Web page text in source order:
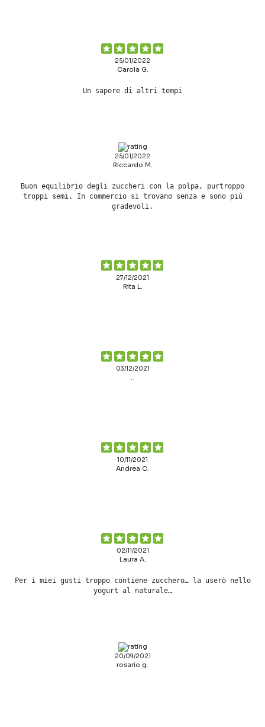
25/01/2022
Carola G.
Un sapore di altri tempi
25/01/2022
Riccardo M.
Buon equilibrio degli zuccheri con la polpa, purtroppo
troppi semi. In commercio si trovano senza e sono più
gradevoli.
27/12/2021
Rita L.
03/12/2021
..
10/11/2021
Andrea C.
02/11/2021
Laura A.
Per i miei gusti troppo contiene zucchero… la userò nello
yogurt al naturale…
20/09/2021
rosario g.